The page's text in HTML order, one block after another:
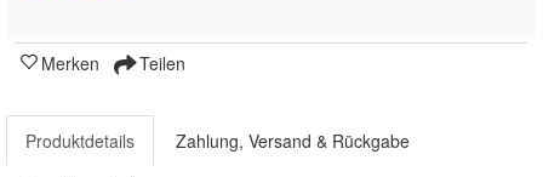
Merken Teilen
Produktdetails Zahlung, Versand & Rückgabe